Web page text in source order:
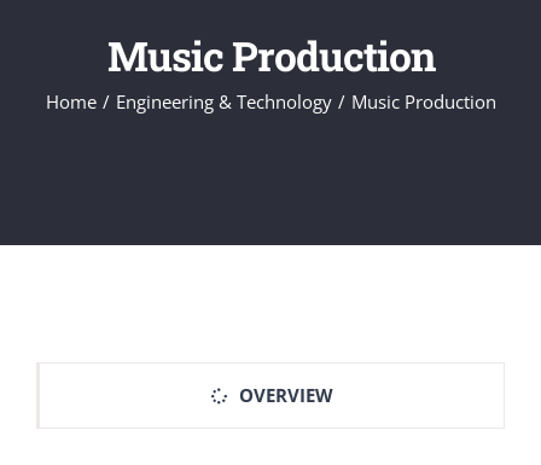
Music Production
Home / Engineering & Technology / Music Production
OVERVIEW